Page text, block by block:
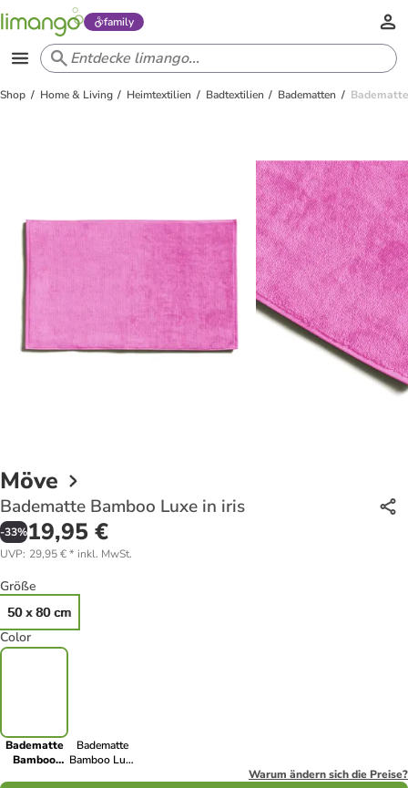
family
Shop Home & Living Heimtextilien Badtextilien Badematten
Möve
Badematte Bamboo Luxe in iris
-33%19,95 €
UVP: 29,95 €* inkl. MwSt.
Größe
50 x 80 cm
Color
Badematte
Bamboo
Badematte
Bamboo Luxe
Warum ändern sich die Preise?